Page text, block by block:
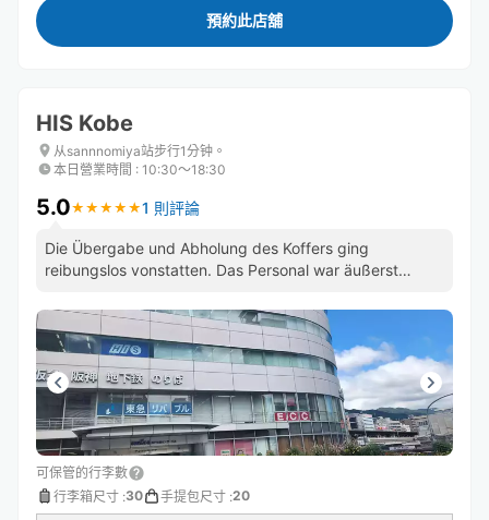
預約此店舖
HIS Kobe
从sannnomiya站步行1分钟。
本日營業時間 : 10:30〜18:30
5.0★ ★ ★ ★ ★
★ ★ ★ ★ ★1 則評論
Die Übergabe und Abholung des Koffers ging
reibungslos vonstatten. Das Personal war äußerst
可保管的行李數
行李箱尺寸 :30 手提包尺寸 :20